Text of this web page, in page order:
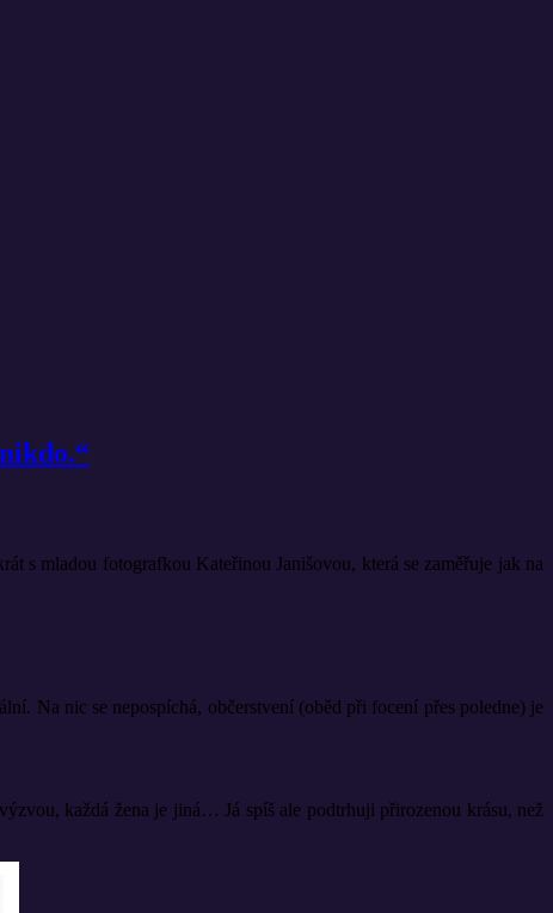
s mladou fotografkou Kateřinou Janišovou, která se zaměřuje jak na
Na nic se nepospíchá, občerstvení (oběd při focení přes poledne) je
každá žena je jiná… Já spíš ale podtrhuji přirozenou krásu, než